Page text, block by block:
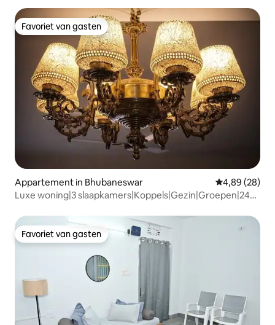
Favoriet van gasten
Favoriet van gasten
Appartement in Bhubaneswar Gemiddelde
4,89 (28)
Luxe woning|3 slaapkamers|Koppels|Gezin|Groepen|24
Favoriet van gasten
Favoriet van gasten